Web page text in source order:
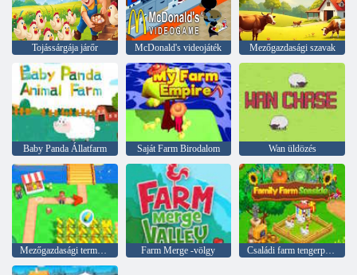
Tojássárgája járőr McDonald's videojáték Mezőgazdasági szavak
Baby Panda Állatfarm Saját Farm Birodalom Wan üldözés
Farm Merge -völgy